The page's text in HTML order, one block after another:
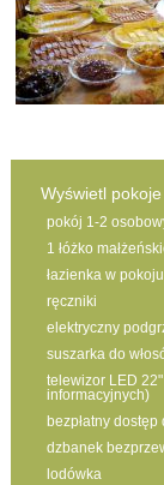
Wyświetl pokoje
pokój 1-2
1 łóżko
łazienka w
ręczniki
elektryczny
suszarka do
telewizor LED
informacyjnych)
bezpłatny dostęp
dzbanek
lodówka